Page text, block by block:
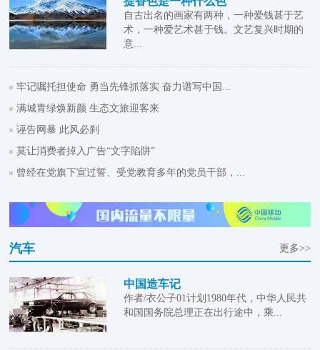
自古出名的画家有两种，一种爱钱甚于艺
术，一种爱艺术甚于钱。文艺复兴时期的
意...
牢记嘱托担使命 勇当先锋抓落实 奋力谱写中国...
满城青绿焕新颜 生态文旅迎客来
诬告网暴 此风必刹
莫让消费者掉入广告“文字陷阱”
曾经在党旗下宣过誓、受党教育多年的党员干部，...
汽车 更多>>
中国造车记
作者/衣公子01计划1980年代，中华人民共
和国国务院总理正在出行途中，乘...